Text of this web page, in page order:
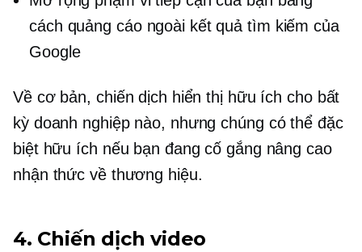
cách quảng cáo ngoài kết quả tìm kiếm của
Google
Về cơ bản, chiến dịch hiển thị hữu ích cho bất
kỳ doanh nghiệp nào, nhưng chúng có thể đặc
biệt hữu ích nếu bạn đang cố gắng nâng cao
nhận thức về thương hiệu.
4. Chiến dịch video